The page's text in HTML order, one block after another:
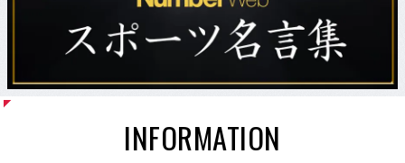
INFORMATION